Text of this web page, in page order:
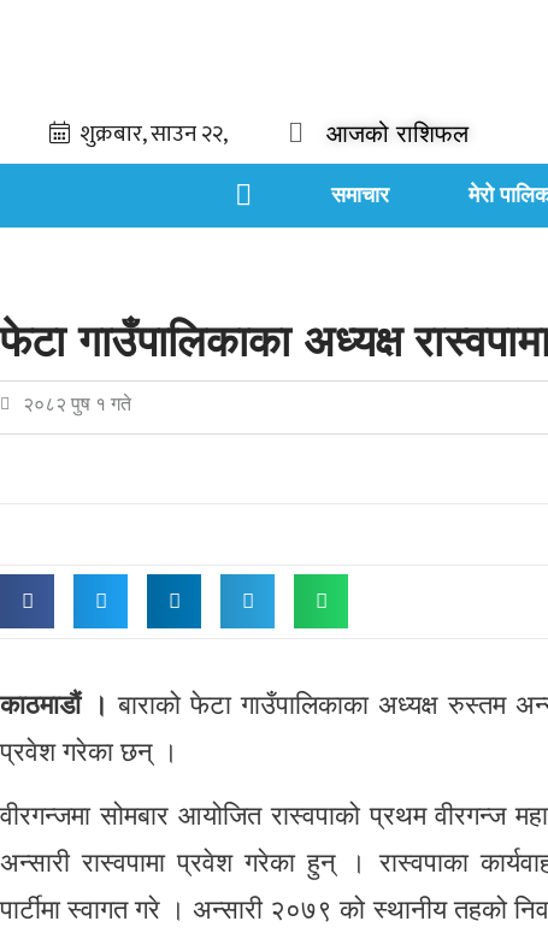
आजको राशिफल
समाचार मेरो
फेटा गाउँपालिकाका अध्यक्ष
२०८२ पुष १ गते
काठमाडौं ।बाराको फेटा गाउँपालिकाका अध्यक्ष रुस्तम
प्रवेश गरेका छन् ।
वीरगन्जमा सोमबार आयोजित रास्वपाको प्रथम वीरगन्ज
अन्सारी रास्वपामा प्रवेश गरेका हुन् । रास्वपाका
पार्टीमा स्वागत गरे । अन्सारी २०७९ को स्थानीय तहको